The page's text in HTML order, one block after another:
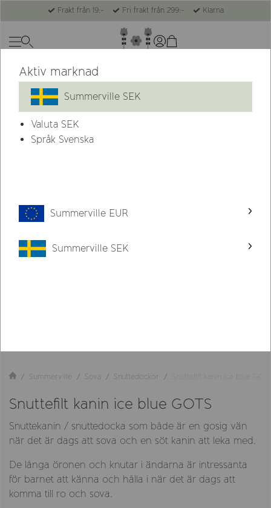
Frakt från 19:- Fri frakt från 299:- Klarna
Summerville Sova Snuttedockor Snuttefilt kanin ice blue
Snuttefilt kanin ice blue GOTS
Snuttekanin / snuttedocka som både är en gosig vän
när det är dags att sova och en söt kanin att leka med.
De långa öronen och knutar i ändarna är intressanta
för barnet att känna och hålla i när det är dags att
komma till ro och sova.
Aktiv marknad
Summerville SEK
Valuta SEK
Språk Svenska
Summerville EUR
Summerville SEK